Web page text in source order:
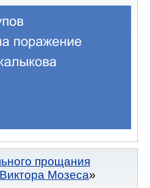
прощания
Мозеса